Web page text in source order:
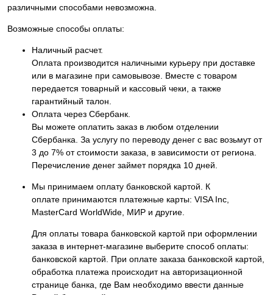
различными способами невозможна.
Возможные способы оплаты:
Наличный расчет.
Оплата производится наличными курьеру при доставке
или в магазине при самовывозе. Вместе с товаром
передается товарный и кассовый чеки, а также
гарантийный талон.
Оплата через Сбербанк.
Вы можете оплатить заказ в любом отделении
Сбербанка. За услугу по переводу денег с вас возьмут от
3 до 7% от стоимости заказа, в зависимости от региона.
Перечисление денег займет порядка 10 дней.
Мы принимаем оплату банковской картой. К
оплате принимаются платежные карты: VISA Inc,
MasterCard WorldWide, МИР и другие.
Для оплаты товара банковской картой при оформлении
заказа в интернет-магазине выберите способ оплаты:
банковской картой. При оплате заказа банковской картой,
обработка платежа происходит на авторизационной
странице банка, где Вам необходимо ввести данные